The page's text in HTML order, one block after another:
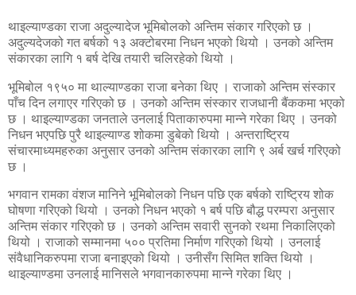
थाइल्याण्डका राजा अदुल्यादेज भूमिबोलको अन्तिम संकार गरिएको छ ।
अदुल्यदेजको गत बर्षको १३ अक्टोबरमा निधन भएको थियो । उनको अन्तिम
संकारका लागि १ बर्ष देखि तयारी चलिरहेको थियो ।
भूमिबोल १९५० मा थाल्याण्डका राजा बनेका थिए । राजाको अन्तिम संस्कार
पाँच दिन लगाएर गरिएको छ । उनको अन्तिम संस्कार राजधानी बैंककमा भएको
छ । थाइल्याण्डका जनताले उनलाई पिताकारुपमा मान्ने गरेका थिए । उनको
निधन भएपछि पुरै थाइल्याण्ड शोकमा डुबेको थियो । अन्तराष्ट्रिय
संचारमाध्यमहरुका अनुसार उनको अन्तिम संकारका लागि ९ अर्ब खर्च गरिएको
छ ।
भगवान रामका वंशज मानिने भूमिबोलको निधन पछि एक बर्षको राष्ट्रिय शोक
घोषणा गरिएको थियो । उनको निधन भएको १ बर्ष पछि बौद्ध परम्परा अनुसार
अन्तिम संकार गरिएको छ । उनको अन्तिम सवारी सुनको रथमा निकालिएको
थियो । राजाको सम्मानमा ५०० प्रतिमा निर्माण गरिएको थियो । उनलाई
संवैधानिकरुपमा राजा बनाइएको थियो । उनीसँग सिमित शक्ति थियो ।
थाइल्याण्डमा उनलाई मानिसले भगवानकारुपमा मान्ने गरेका थिए ।